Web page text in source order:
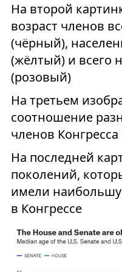
На второй
возраст членов
(чёрный),
(жёлтый) и всего
(розовый)
На третьем
соотношение
членов Конгресса
На последней
поколений,
имели
в Конгрессе